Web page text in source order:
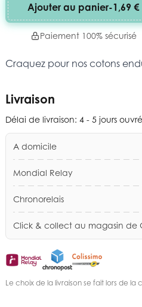
Ajouter au panier-1,69 €
Paiement 100% sécurisé
Craquez pour nos cotons
Livraison
Délai de livraison: 4 - 5 jours
A domicile
Mondial Relay
Chronorelais
Click & collect au magasin de
Le choix de la livraison se fait lors de la